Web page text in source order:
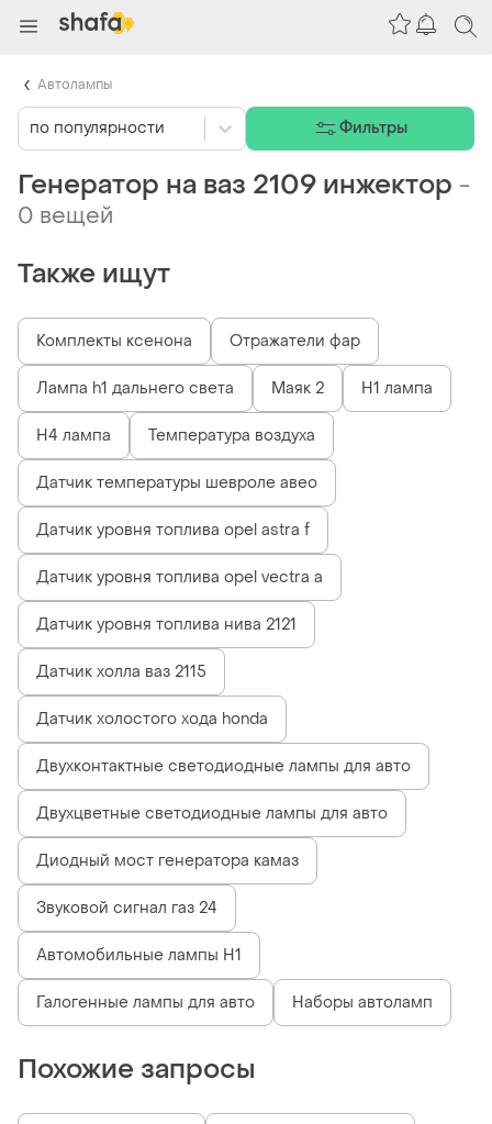
Генератор на ваз 2109 инжектор -
0 вещей
Также ищут
Комплекты ксенона Отражатели фар
Лампа h1 дальнего света Маяк 2 Н1 лампа
Н4 лампа Температура воздуха
Датчик температуры шевроле авео
Датчик уровня топлива opel astra f
Датчик уровня топлива opel vectra a
Датчик уровня топлива нива 2121
Датчик холла ваз 2115
Датчик холостого хода honda
Двухконтактные светодиодные лампы для авто
Двухцветные светодиодные лампы для авто
Диодный мост генератора камаз
Звуковой сигнал газ 24
Автомобильные лампы H1
Галогенные лампы для авто Наборы автоламп
Похожие запросы
по популярности Фильтры
Автолампы